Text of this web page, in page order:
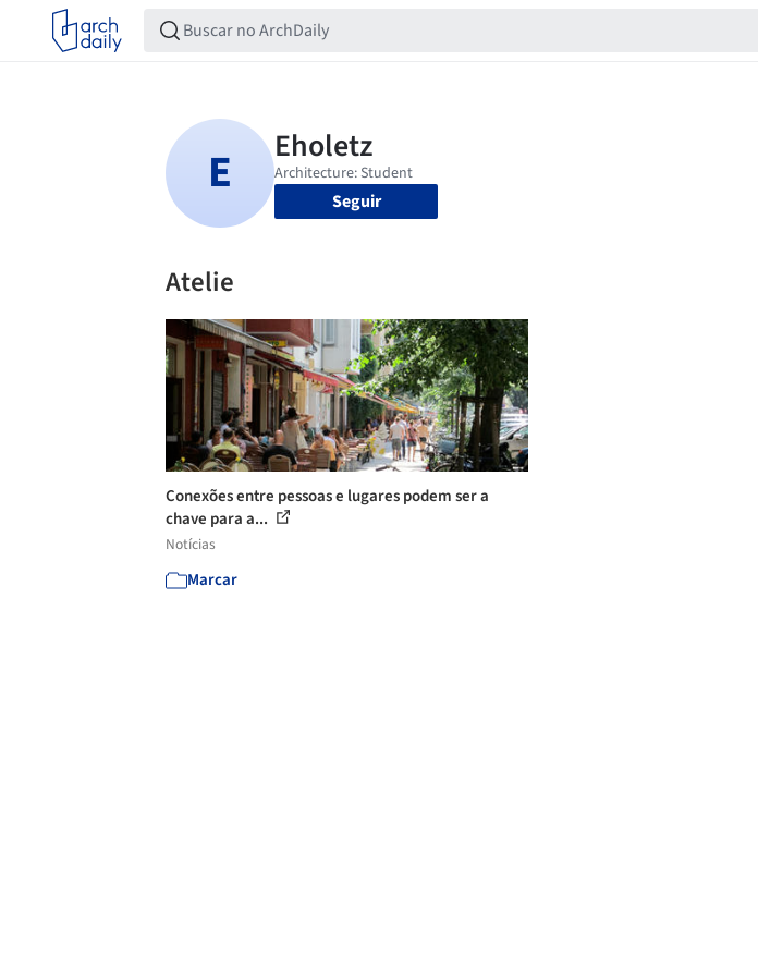
Seguir
Atelie
Conexões entre pessoas e lugares podem ser a
chave para a...
Notícias
Marcar